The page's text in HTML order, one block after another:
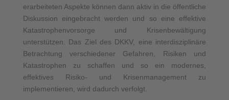
erarbeiteten Aspekte können dann aktiv in die öffentliche
Diskussion eingebracht werden und so eine effektive
Katastrophenvorsorge und Krisenbewältigung
unterstützen. Das Ziel des DKKV, eine interdisziplinäre
Betrachtung verschiedener Gefahren, Risiken und
Katastrophen zu schaffen und so ein modernes,
effektives Risiko- und Krisenmanagement zu
implementieren, wird dadurch verfolgt.